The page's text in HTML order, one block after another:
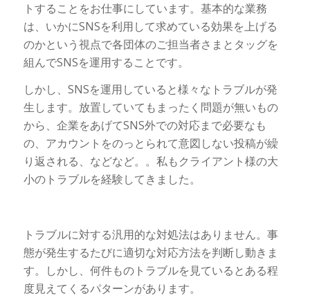
トすることをお仕事にしています。基本的な業務
は、いかにSNSを利用して求めている効果を上げる
のかという視点で各団体のご担当者さまとタッグを
組んでSNSを運用することです。
しかし、SNSを運用していると様々なトラブルが発
生します。放置していてもまったく問題が無いもの
から、企業をあげてSNS外での対応まで必要なも
の、アカウントをのっとられて意図しない投稿が繰
り返される、などなど。。私もクライアント様の大
小のトラブルを経験してきました。
トラブルに対する汎用的な対処法はありません。事
態が発生するたびに適切な対応方法を判断し動きま
す。しかし、何件ものトラブルを見ているとある程
度見えてくるパターンがあります。